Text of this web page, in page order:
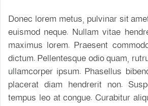
Donec lorem metus, pulvinar sit
euismod neque. Nullam vitae
maximus lorem. Praesent
dictum. Pellentesque odio quam,
ullamcorper ipsum. Phasellus
placerat diam hendrerit non.
tempus leo at congue. Curabitur